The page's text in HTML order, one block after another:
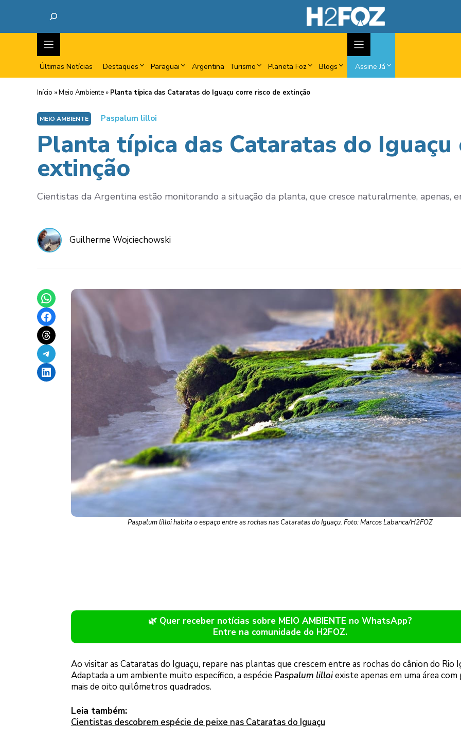
Últimas Notícias Destaques Paraguai Argentina Turismo Planeta Foz Blogs Assine Já
Início »Meio Ambiente » Planta típica das Cataratas do Iguaçu corre risco de extinção
MEIO AMBIENTE Paspalum lilloi
Planta típica das Cataratas do Iguaçu
extinção
Cientistas da Argentina estão monitorando a situação da planta, que cresce naturalmente, apenas,
Guilherme Wojciechowski
Share on WhatsApp
Share on Facebook
Share on Threads
Share on Telegram
Share on LinkedIn
Paspalum lilloi habita o espaço entre as rochas nas Cataratas do Iguaçu. Foto: Marcos Labanca/H2FOZ
🌿 Quer receber notícias sobre MEIO AMBIENTE no WhatsApp?
Entre na comunidade do H2FOZ.
Ao visitar as Cataratas do Iguaçu, repare nas plantas que crescem entre as rochas do cânion do Rio
Adaptada a um ambiente muito específico, a espécie Paspalum lilloiexiste apenas em uma área com
mais de oito quilômetros quadrados.
Leia também:
Cientistas descobrem espécie de peixe nas Cataratas do Iguaçu